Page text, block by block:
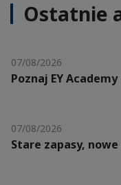
Ostatnie
07/08/2026
Poznaj EY
07/08/2026
Stare zapasy,